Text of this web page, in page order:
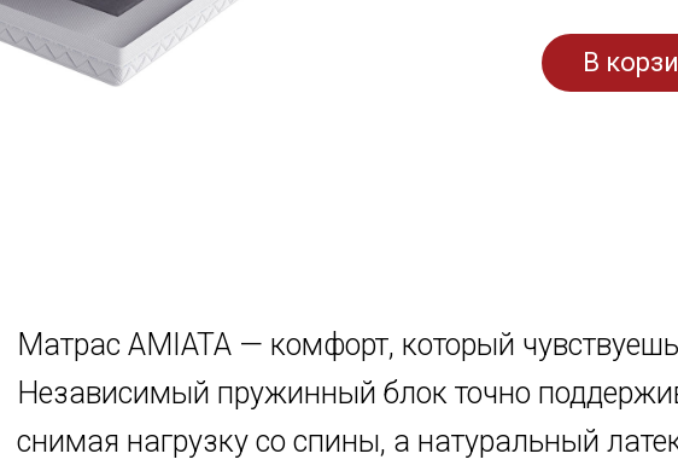
В
Матрас AMIATA — комфорт, который
Независимый пружинный блок точно
снимая нагрузку со спины, а натуральный